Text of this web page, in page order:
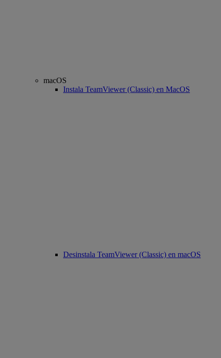
macOS
Instala TeamViewer (Classic) en MacOS
Desinstala TeamViewer (Classic) en macOS